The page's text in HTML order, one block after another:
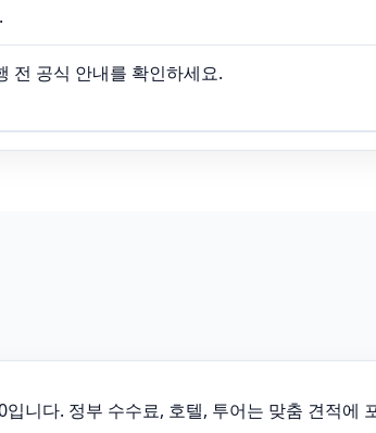
전 공식 안내를 확인하세요.
니다. 정부 수수료, 호텔, 투어는 맞춤 견적에